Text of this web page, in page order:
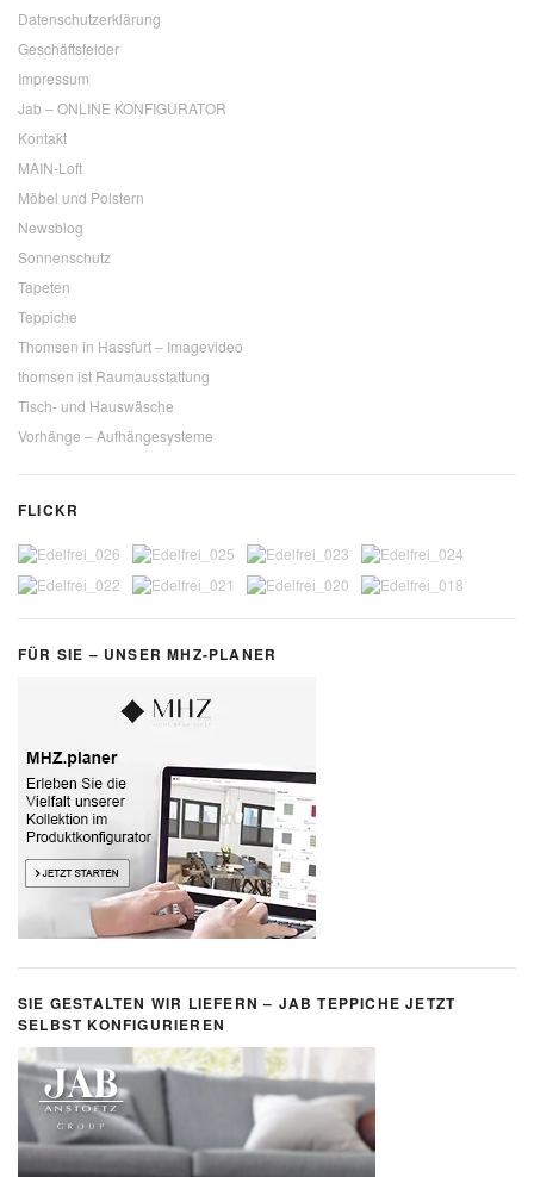
Datenschutzerklärung
Geschäftsfelder
Impressum
Jab – ONLINE KONFIGURATOR
Kontakt
MAIN-Loft
Möbel und Polstern
Newsblog
Sonnenschutz
Tapeten
Teppiche
Thomsen in Hassfurt – Imagevideo
thomsen ist Raumausstattung
Tisch- und Hauswäsche
Vorhänge – Aufhängesysteme
FLICKR
FÜR SIE – UNSER MHZ-PLANER
SIE GESTALTEN WIR LIEFERN – JAB TEPPICHE JETZT
SELBST KONFIGURIEREN